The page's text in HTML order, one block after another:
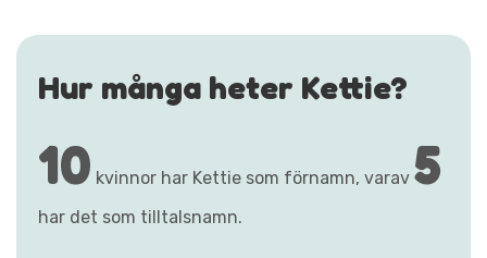
Hur många heter Kettie?
10 kvinnor har Kettie som förnamn, varav 5
har det som tilltalsnamn.